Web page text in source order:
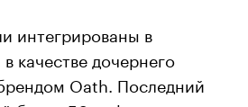
интегрированы в
качестве дочернего
Oath. Последний